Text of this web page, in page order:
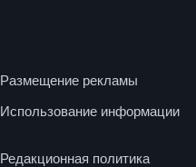
Размещение рекламы
Использование информации
Редакционная политика